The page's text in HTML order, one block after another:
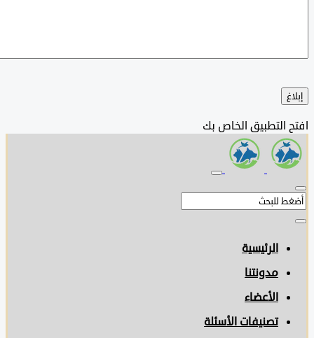
التطبيق الخاص بك
الرئيسية
مدونتنا
الأعضاء
تصنيفات الأسئلة